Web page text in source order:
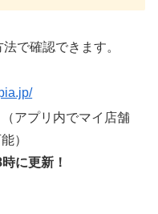
で確認できます。
（アプリ内でマイ店舗
）
に更新！